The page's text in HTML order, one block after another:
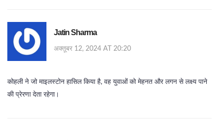
Jatin Sharma
अक्तूबर 12, 2024 AT 20:20
कोहली ने जो माइलस्टोन हासिल किया है, वह युवाओं को मेहनत और लगन से लक्ष्य पाने
की प्रेरणा देता रहेगा।